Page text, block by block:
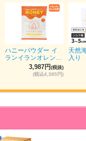
ハニーパウダー イ
ランイランオレン…
3,987円(税抜)
(税込4,385円)
天然
入り